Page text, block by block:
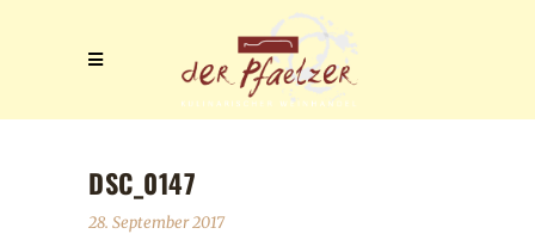
DSC_0147
28. September 2017